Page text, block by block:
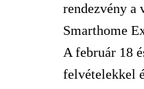
rendezvény a
Smarthome
A február 18
felvételekkel